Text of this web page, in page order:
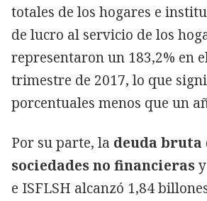
totales de los hogares e
de lucro al servicio de los
representaron un 183,2% en
trimestre de 2017, lo que
porcentuales menos que un
Por su parte, la deuda bruta
sociedades no financieras
e ISFLSH alcanzó 1,84